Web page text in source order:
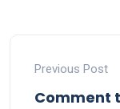
Previous Post
Comment